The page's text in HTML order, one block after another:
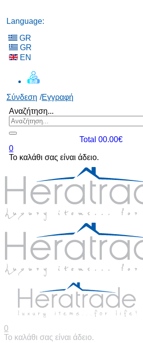
Language:
GR
GR
EN
Σύνδεση /Εγγραφή
Αναζήτηση...
Total 00.00€
0
Το καλάθι σας είναι άδειο.
0
Το καλάθι σας είναι άδειο.